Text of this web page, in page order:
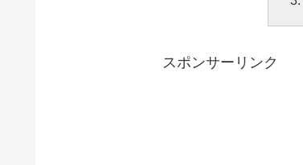
スポンサーリンク